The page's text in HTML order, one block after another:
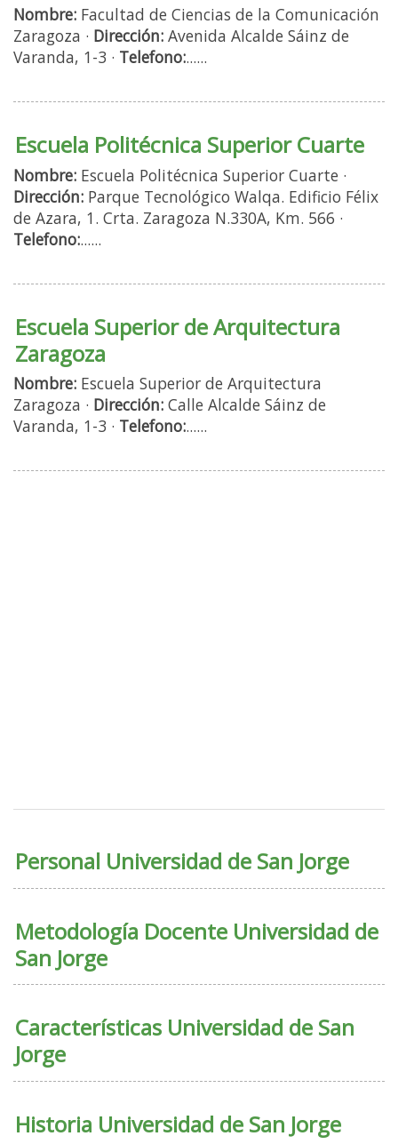
Nombre: Facultad de Ciencias de la Comunicación
Zaragoza · Dirección: Avenida Alcalde Sáinz de
Varanda, 1-3 · Telefono:......
Escuela Politécnica Superior Cuarte
Nombre: Escuela Politécnica Superior Cuarte ·
Dirección: Parque Tecnológico Walqa. Edificio Félix
de Azara, 1. Crta. Zaragoza N.330A, Km. 566 ·
Telefono:......
Escuela Superior de Arquitectura
Zaragoza
Nombre: Escuela Superior de Arquitectura
Zaragoza · Dirección: Calle Alcalde Sáinz de
Varanda, 1-3 · Telefono:......
Personal Universidad de San Jorge
Metodología Docente Universidad de
San Jorge
Características Universidad de San
Jorge
Historia Universidad de San Jorge